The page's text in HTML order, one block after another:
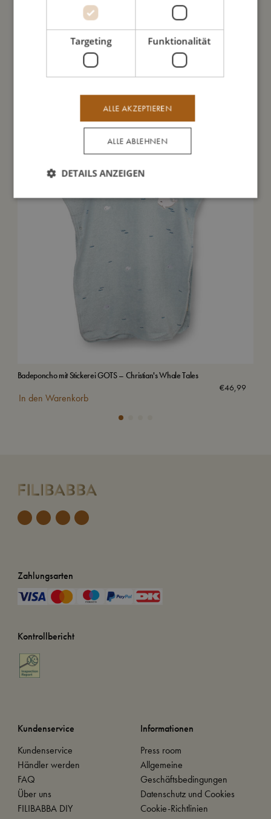
Das könnte dir auch gefallen
Badeponcho mit Stickerei GOTS – Christian's Whale Tales
€46,99
In den Warenkorb
Zahlungsarten
Kontrollbericht
Kundenservice
Kundenservice
Händler werden
FAQ
Über uns
FILIBABBA DIY
Informationen
Press room
Allgemeine
Geschäftsbedingungen
Datenschutz und Cookies
Cookie-Richtlinien
Targeting Funktionalität
ALLE AKZEPTIEREN
ALLE ABLEHNEN
DETAILS ANZEIGEN